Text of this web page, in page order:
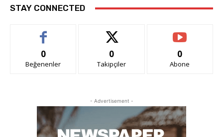
STAY CONNECTED
0
Beğenenler
0
Takipçiler
0
Abone
- Advertisement -